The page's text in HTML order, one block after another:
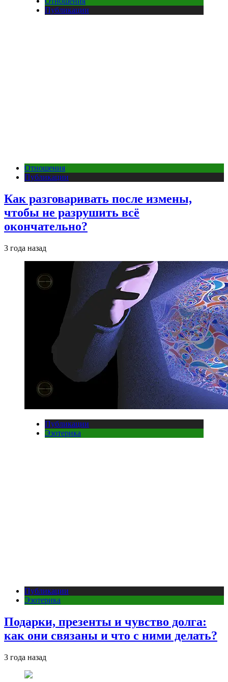
Публикации
Отношения
Публикации
Как разговаривать после измены,
чтобы не разрушить всё
окончательно?
3 года назад
Публикации
Эзотерика
Публикации
Эзотерика
Подарки, презенты и чувство долга:
как они связаны и что с ними делать?
3 года назад